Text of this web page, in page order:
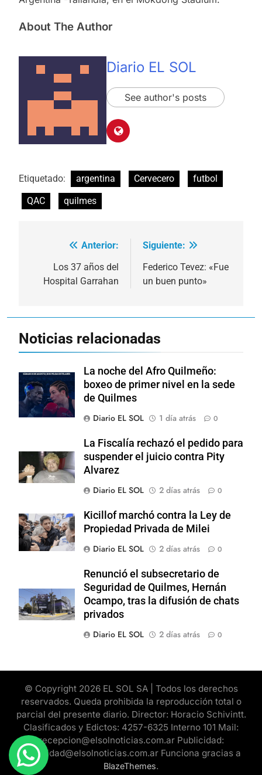
About The Author
Diario EL SOL
See author's posts
Etiquetado: argentina Cervecero
futbol
QAC
quilmes
Navegación
entradas
Anterior:
Los 37 años del
Hospital Garrahan
Siguiente:
Federico Tevez: «Fue
un buen punto»
Noticias relacionadas
La noche del Afro Quilmeño:
boxeo de primer nivel en la sede
de Quilmes
Diario EL SOL
1 día atrás 0
La Fiscalía rechazó el pedido para
suspender el juicio contra Pity
Alvarez
Diario EL SOL
2 días atrás 0
Kicillof marchó contra la Ley de
Propiedad Privada de Milei
Diario EL SOL
2 días atrás 0
Renunció el subsecretario de
Seguridad de Quilmes, Hernán
Ocampo, tras la difusión de chats
privados
Diario EL SOL
2 días atrás 0
© Copyright 2026 EL SOL SA | Todos los derechos
reservados. Queda prohibida la reproducción total o
parcial del presente diario. Director: Horacio Schivintt.
Clasificados y Edictos: 4257-6325 Interno 101 Mail:
recepcion@elsolnoticias.com.ar Publicidad:
publicidad@elsolnoticias.com.ar Funciona gracias a
BlazeThemes.